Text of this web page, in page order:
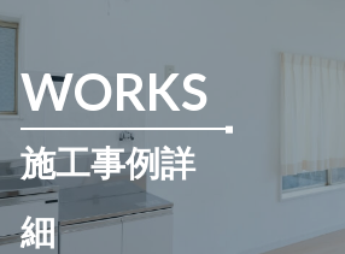
WORKS
施工事例詳
細